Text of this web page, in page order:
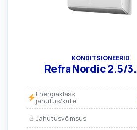
KONDITSIONEERID
Refra Nordic 2.5/
Energiaklass
jahutus/küte
♨Jahutusvõimsus